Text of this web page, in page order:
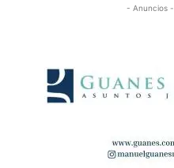
- Anuncios -